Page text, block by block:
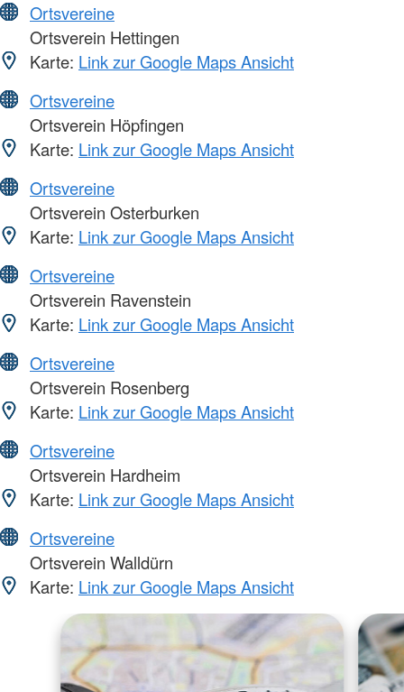
Ortsvereine
Ortsverein Hettingen
Karte: Link zur Google Maps Ansicht
Ortsvereine
Ortsverein Höpfingen
Karte: Link zur Google Maps Ansicht
Ortsvereine
Ortsverein Osterburken
Karte: Link zur Google Maps Ansicht
Ortsvereine
Ortsverein Ravenstein
Karte: Link zur Google Maps Ansicht
Ortsvereine
Ortsverein Rosenberg
Karte: Link zur Google Maps Ansicht
Ortsvereine
Ortsverein Hardheim
Karte: Link zur Google Maps Ansicht
Ortsvereine
Ortsverein Walldürn
Karte: Link zur Google Maps Ansicht